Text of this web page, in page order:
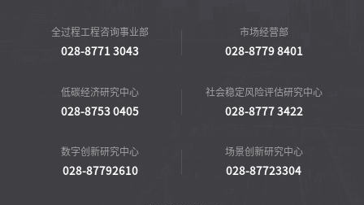
全过程工程咨询事业部
028-8771 3043
市场经营部
028-8779 8401
低碳经济研究中心
028-8753 0405
社会稳定风险评估研究中心
028-8777 3422
数字创新研究中心
028-87792610
场景创新研究中心
028-87723304